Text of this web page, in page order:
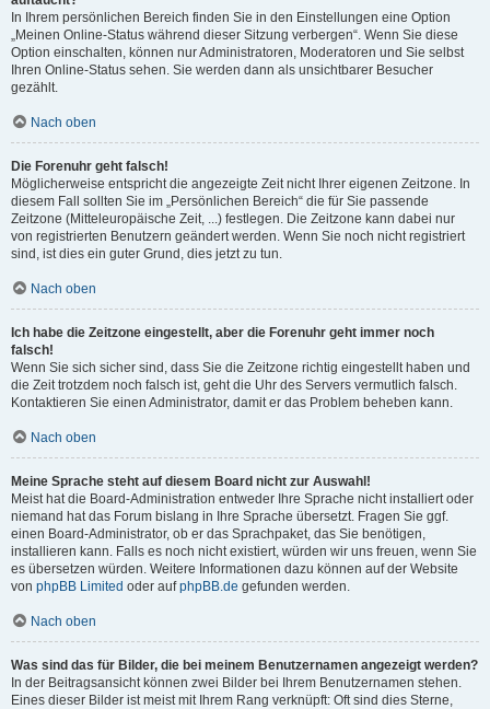
In Ihrem persönlichen Bereich finden Sie in den Einstellungen eine Option
„Meinen Online-Status während dieser Sitzung verbergen“. Wenn Sie diese
Option einschalten, können nur Administratoren, Moderatoren und Sie selbst
Ihren Online-Status sehen. Sie werden dann als unsichtbarer Besucher
gezählt.
Nach oben
Die Forenuhr geht falsch!
Möglicherweise entspricht die angezeigte Zeit nicht Ihrer eigenen Zeitzone. In
diesem Fall sollten Sie im „Persönlichen Bereich“ die für Sie passende
Zeitzone (Mitteleuropäische Zeit, ...) festlegen. Die Zeitzone kann dabei nur
von registrierten Benutzern geändert werden. Wenn Sie noch nicht registriert
sind, ist dies ein guter Grund, dies jetzt zu tun.
Nach oben
Ich habe die Zeitzone eingestellt, aber die Forenuhr geht immer noch
falsch!
Wenn Sie sich sicher sind, dass Sie die Zeitzone richtig eingestellt haben und
die Zeit trotzdem noch falsch ist, geht die Uhr des Servers vermutlich falsch.
Kontaktieren Sie einen Administrator, damit er das Problem beheben kann.
Nach oben
Meine Sprache steht auf diesem Board nicht zur Auswahl!
Meist hat die Board-Administration entweder Ihre Sprache nicht installiert oder
niemand hat das Forum bislang in Ihre Sprache übersetzt. Fragen Sie ggf.
einen Board-Administrator, ob er das Sprachpaket, das Sie benötigen,
installieren kann. Falls es noch nicht existiert, würden wir uns freuen, wenn Sie
es übersetzen würden. Weitere Informationen dazu können auf der Website
von phpBB Limited oder aufphpBB.de gefunden werden.
Nach oben
Was sind das für Bilder, die bei meinem Benutzernamen angezeigt werden?
In der Beitragsansicht können zwei Bilder bei Ihrem Benutzernamen stehen.
Eines dieser Bilder ist meist mit Ihrem Rang verknüpft: Oft sind dies Sterne,